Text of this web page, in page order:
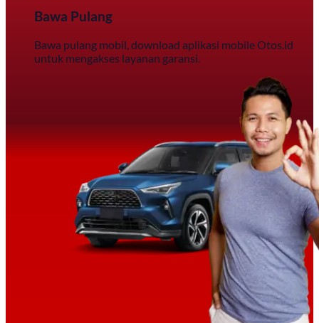
Bawa Pulang
Bawa pulang mobil, download aplikasi mobile Otos.id
untuk mengakses layanan garansi.